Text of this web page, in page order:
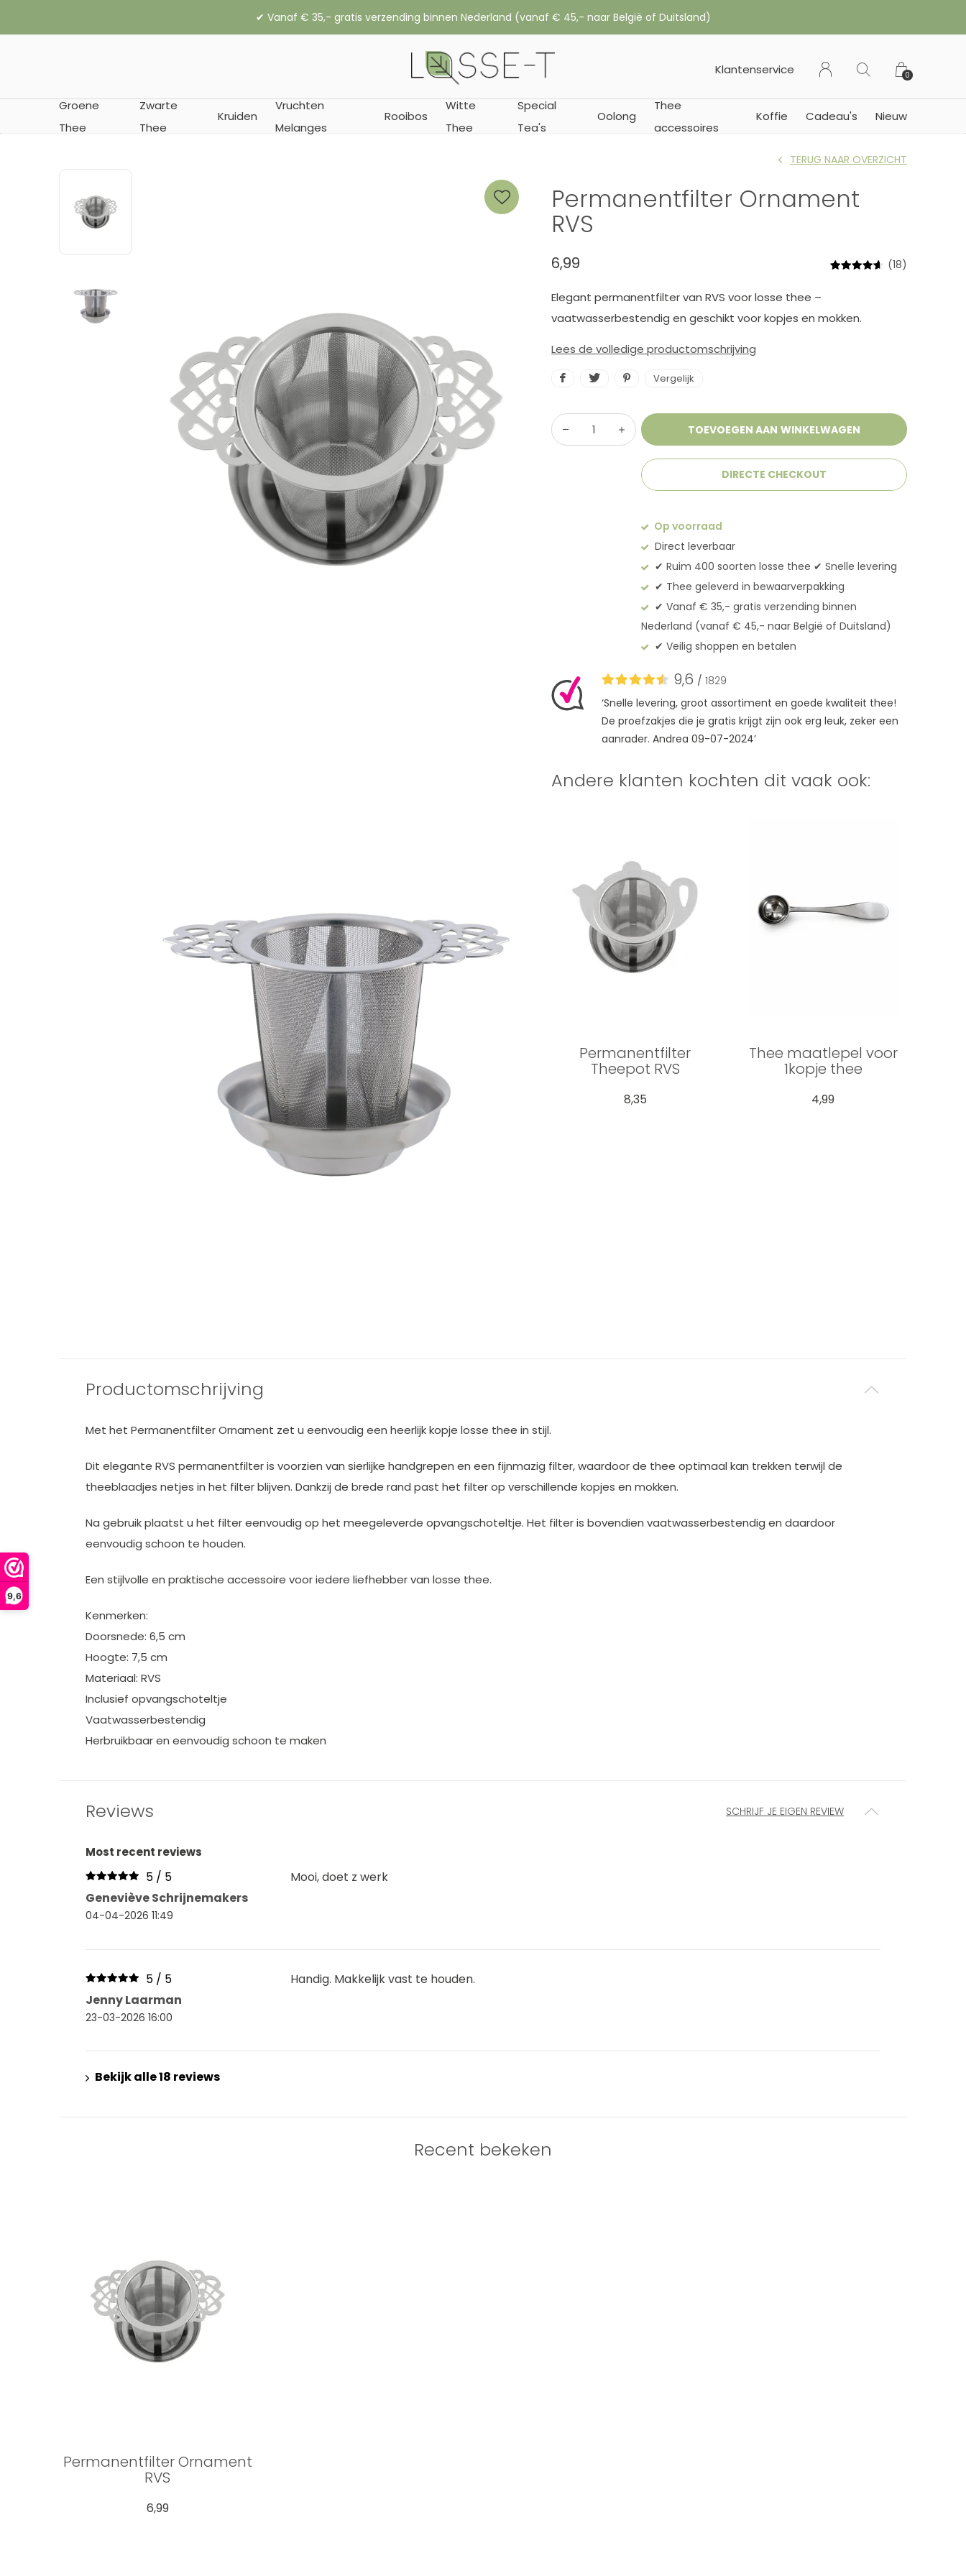
9,6
Groene
Thee
Zwarte
Thee
Kruiden
Vruchten
Melanges
Rooibos
Witte
Thee
Special
Tea's
Oolong
Thee
accessoires
Koffie Cadeau's Nieuw
Klantenservice 0
✔︎ Vanaf € 35,- gratis verzending binnen Nederland (vanaf € 45,- naar België of Duitsland)
Permanentfilter Ornament
RVS
TERUG NAAR OVERZICHT
6,99 (18)
Elegant permanentfilter van RVS voor losse thee –
vaatwasserbestendig en geschikt voor kopjes en mokken.
Lees de volledige productomschrijving
Vergelijk
TOEVOEGEN AAN WINKELWAGEN
DIRECTE CHECKOUT
Op voorraad
Direct leverbaar
✔︎ Ruim 400 soorten losse thee ✔︎ Snelle levering
✔︎ Thee geleverd in bewaarverpakking
✔︎ Vanaf € 35,- gratis verzending binnen
Nederland (vanaf € 45,- naar België of Duitsland)
✔︎ Veilig shoppen en betalen
9,6 / 1829
‘Snelle levering, groot assortiment en goede kwaliteit thee!
De proefzakjes die je gratis krijgt zijn ook erg leuk, zeker een
aanrader. Andrea 09-07-2024’
Andere klanten kochten dit vaak ook:
Permanentfilter
Theepot RVS
8,35
Thee maatlepel voor
1kopje thee
4,99
Productomschrijving
Met het Permanentfilter Ornament zet u eenvoudig een heerlijk kopje losse thee in stijl.
Dit elegante RVS permanentfilter is voorzien van sierlijke handgrepen en een fijnmazig filter, waardoor de thee optimaal kan trekken terwijl de
theeblaadjes netjes in het filter blijven. Dankzij de brede rand past het filter op verschillende kopjes en mokken.
Na gebruik plaatst u het filter eenvoudig op het meegeleverde opvangschoteltje. Het filter is bovendien vaatwasserbestendig en daardoor
eenvoudig schoon te houden.
Een stijlvolle en praktische accessoire voor iedere liefhebber van losse thee.
Kenmerken:
Doorsnede: 6,5 cm
Hoogte: 7,5 cm
Materiaal: RVS
Inclusief opvangschoteltje
Vaatwasserbestendig
Herbruikbaar en eenvoudig schoon te maken
Reviews SCHRIJF JE EIGEN REVIEW
Most recent reviews
5 / 5
Geneviève Schrijnemakers
04-04-2026 11:49
Mooi, doet z werk
5 / 5
Jenny Laarman
23-03-2026 16:00
Handig. Makkelijk vast te houden.
Bekijk alle 18 reviews
Recent bekeken
Permanentfilter Ornament
RVS
6,99